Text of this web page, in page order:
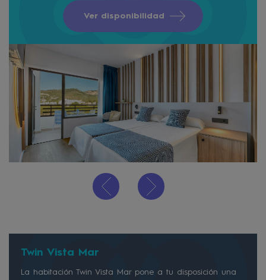
Ver disponibilidad
Twin Vista Mar
La habitación Twin Vista Mar pone a tu disposición una